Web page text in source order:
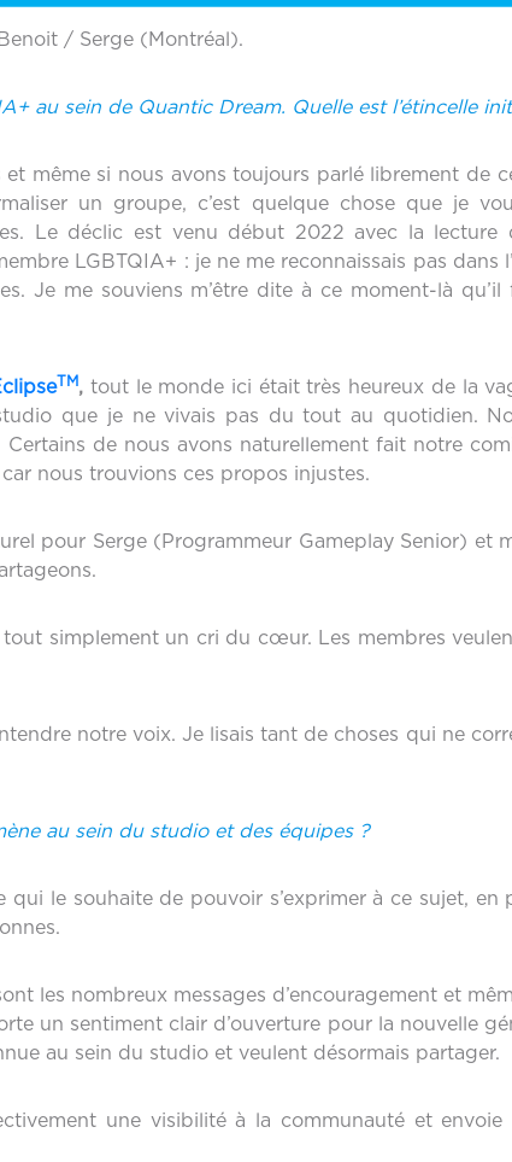
/ Serge (Montréal).
au sein de Quantic Dream. Quelle est l’étincelle
même si nous avons toujours parlé librement de
un groupe, c’est quelque chose que je
Le déclic est venu début 2022 avec la lecture
LGBTQIA+ : je ne me reconnaissais pas dans
Je me souviens m’être dite à ce moment-là
TM, tout le monde ici était très heureux de la
que je ne vivais pas du tout au quotidien.
de nous avons naturellement fait notre
nous trouvions ces propos injustes.
pour Serge (Programmeur Gameplay Senior) et
simplement un cri du cœur. Les membres
notre voix. Je lisais tant de choses qui ne
au sein du studio et des équipes ?
le souhaite de pouvoir s’exprimer à ce sujet, en
les nombreux messages d’encouragement et
un sentiment clair d’ouverture pour la nouvelle
au sein du studio et veulent désormais partager.
une visibilité à la communauté et envoie